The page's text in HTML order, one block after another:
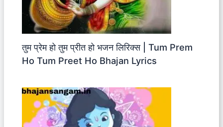
तुम प्रेम हो तुम प्रीत हो भजन लिरिक्स | Tum Prem
Ho Tum Preet Ho Bhajan Lyrics